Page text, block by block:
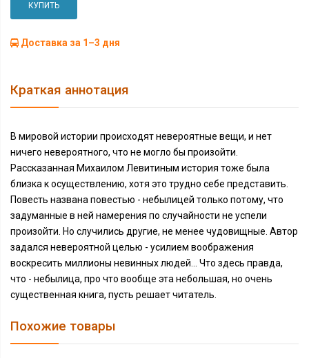
КУПИТЬ
Доставка за 1–3 дня
Краткая аннотация
В мировой истории происходят невероятные вещи, и нет
ничего невероятного, что не могло бы произойти.
Рассказанная Михаилом Левитиным история тоже была
близка к осуществлению, хотя это трудно себе представить.
Повесть названа повестью - небылицей только потому, что
задуманные в ней намерения по случайности не успели
произойти. Но случились другие, не менее чудовищные. Автор
задался невероятной целью - усилием воображения
воскресить миллионы невинных людей... Что здесь правда,
что - небылица, про что вообще эта небольшая, но очень
существенная книга, пусть решает читатель.
Похожие товары